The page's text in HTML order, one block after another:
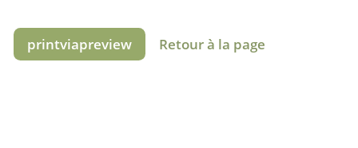
printviapreview Retour à la page